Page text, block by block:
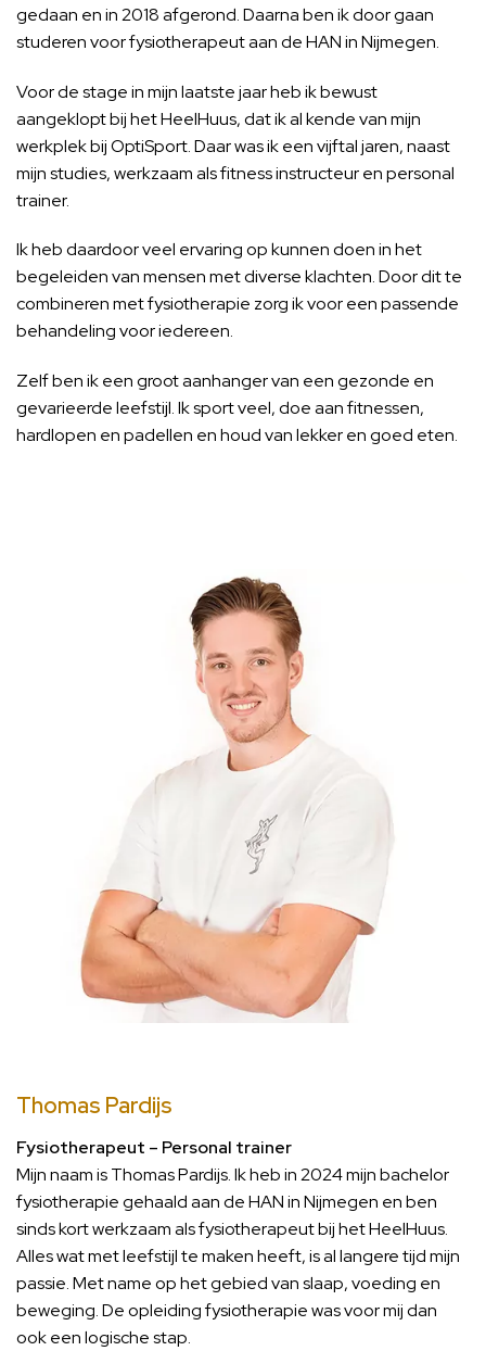
gedaan en in 2018 afgerond. Daarna ben ik door gaan
studeren voor fysiotherapeut aan de HAN in Nijmegen.
Voor de stage in mijn laatste jaar heb ik bewust
aangeklopt bij het HeelHuus, dat ik al kende van mijn
werkplek bij OptiSport. Daar was ik een vijftal jaren, naast
mijn studies, werkzaam als fitness instructeur en personal
trainer.
Ik heb daardoor veel ervaring op kunnen doen in het
begeleiden van mensen met diverse klachten. Door dit te
combineren met fysiotherapie zorg ik voor een passende
behandeling voor iedereen.
Zelf ben ik een groot aanhanger van een gezonde en
gevarieerde leefstijl. Ik sport veel, doe aan fitnessen,
hardlopen en padellen en houd van lekker en goed eten.
Thomas Pardijs
Fysiotherapeut – Personal trainer
Mijn naam is Thomas Pardijs. Ik heb in 2024 mijn bachelor
fysiotherapie gehaald aan de HAN in Nijmegen en ben
sinds kort werkzaam als fysiotherapeut bij het HeelHuus.
Alles wat met leefstijl te maken heeft, is al langere tijd mijn
passie. Met name op het gebied van slaap, voeding en
beweging. De opleiding fysiotherapie was voor mij dan
ook een logische stap.